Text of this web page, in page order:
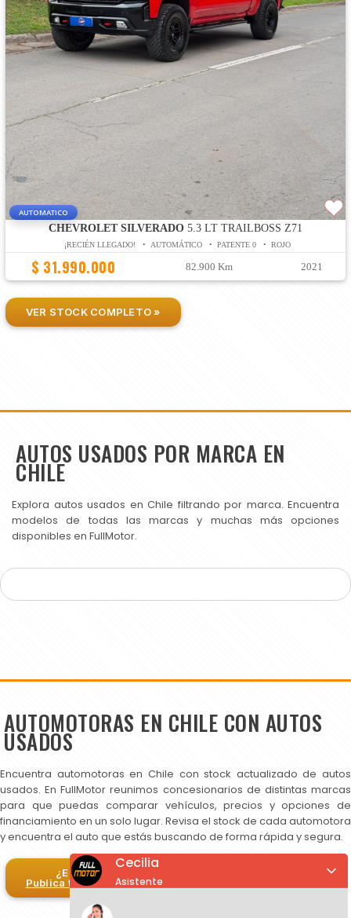
AUTOMATICO
CHEVROLET SILVERADO5.3 LT TRAILBOSS Z71
¡RECIÉN LLEGADO! • AUTOMÁTICO • PATENTE 0 • ROJO
$ 31.990.000 82.900 Km 2021
VER STOCK COMPLETO »
AUTOS USADOS POR MARCA EN
CHILE
Explora autos usados en Chile filtrando por marca. Encuentra
modelos de todas las marcas y muchas más opciones
disponibles en FullMotor.
AUTOMOTORAS EN CHILE CON AUTOS
USADOS
Encuentra automotoras en Chile con stock actualizado de autos
usados. En FullMotor reunimos concesionarios de distintas marcas
para que puedas comparar vehículos, precios y opciones de
financiamiento en un solo lugar. Revisa el stock de cada automotora
y encuentra el auto que estás buscando de forma rápida y segura.
¿Eres automotora?
Publica tus autos en FullMotor
Cecilia
Asistente